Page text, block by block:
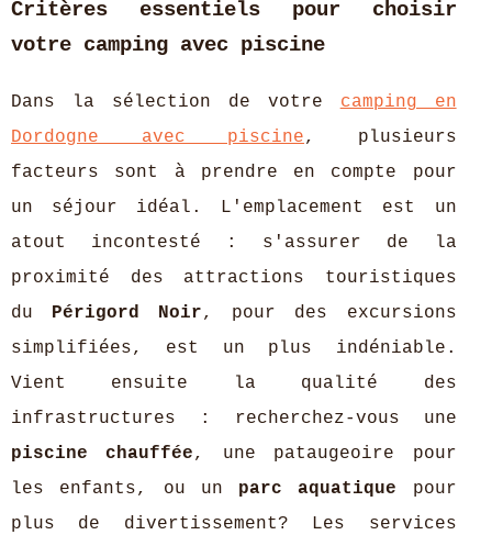
Critères essentiels pour choisir
votre camping avec piscine
Dans la sélection de votre camping en
Dordogne avec piscine, plusieurs
facteurs sont à prendre en compte pour
un séjour idéal. L'emplacement est un
atout incontesté : s'assurer de la
proximité des attractions touristiques
du Périgord Noir, pour des excursions
simplifiées, est un plus indéniable.
Vient ensuite la qualité des
infrastructures : recherchez-vous une
piscine chauffée, une pataugeoire pour
les enfants, ou un parc aquatique pour
plus de divertissement? Les services